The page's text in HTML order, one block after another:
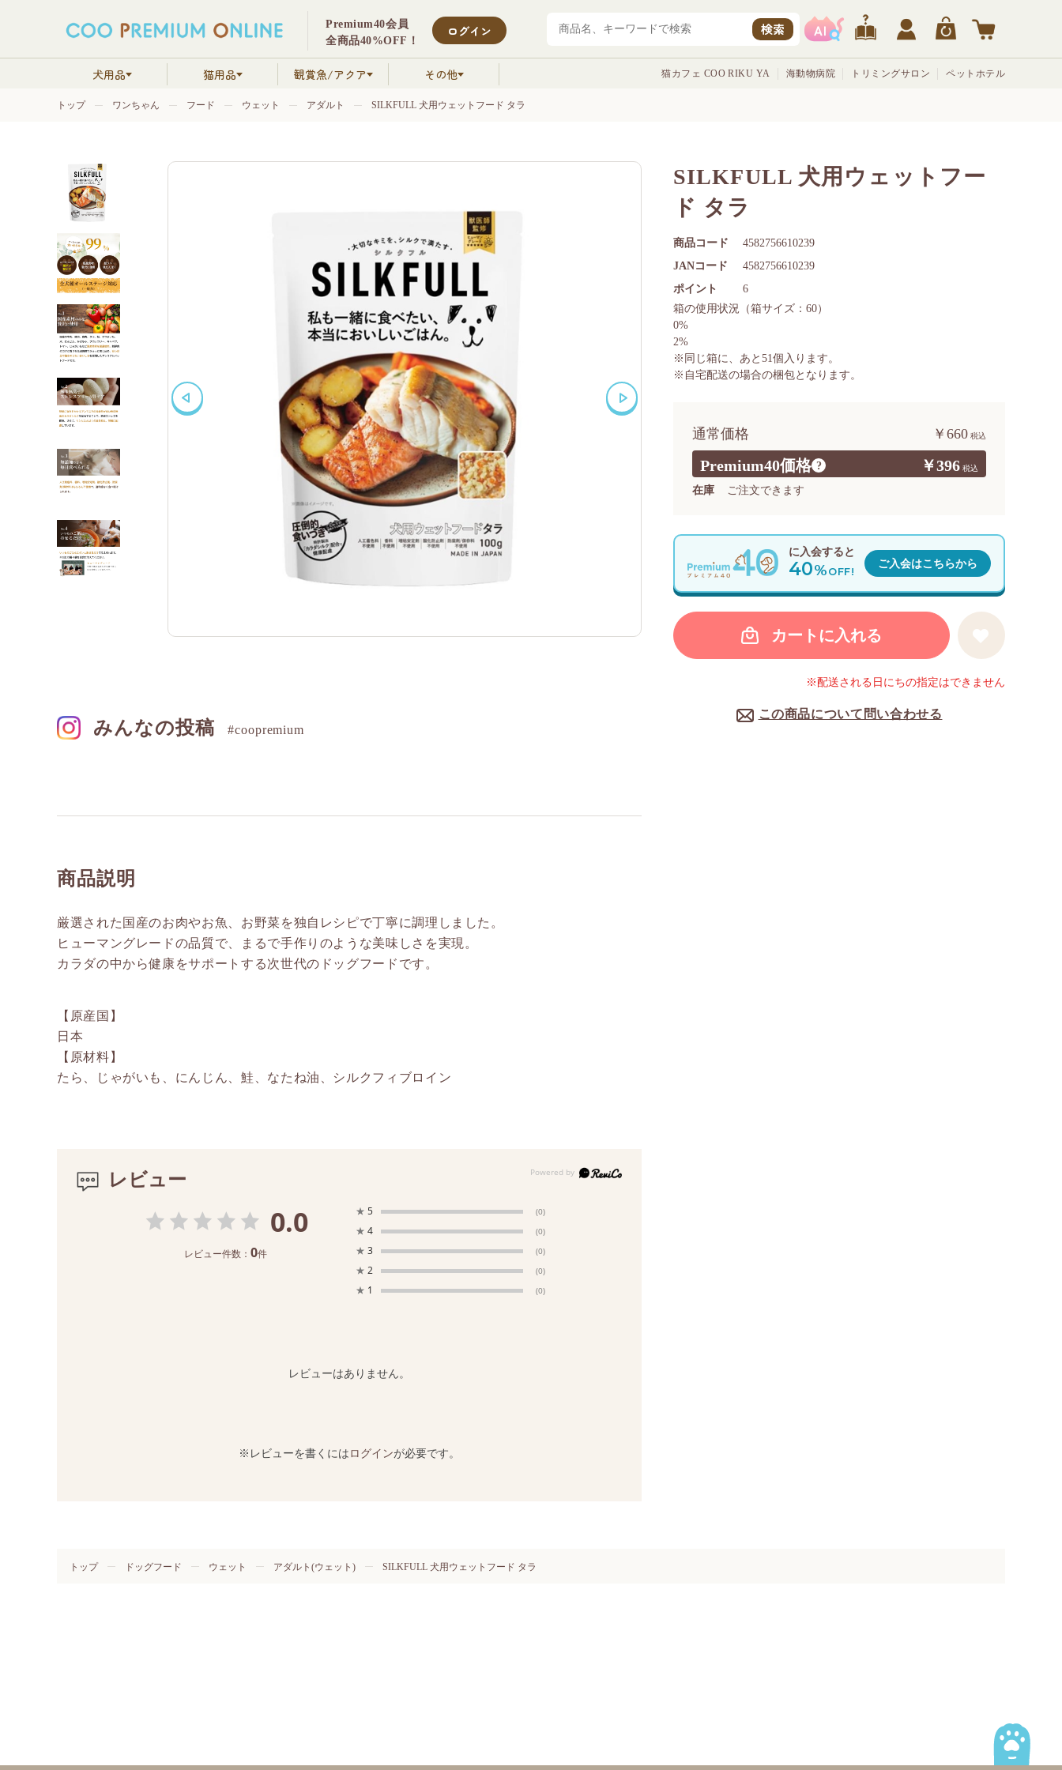
Premium40会員
全商品40%OFF！
ログイン 検索
犬用品 猫用品 観賞魚/アクア その他 猫カフェ COO RIKU YA 海動物病院 トリミングサロン ペットホテル
トップ ワンちゃん フード ウェット アダルト SILKFULL 犬用ウェットフード タラ
みんなの投稿 #coopremium
商品説明
厳選された国産のお肉やお魚、お野菜を独自レシピで丁寧に調理しました。
ヒューマングレードの品質で、まるで手作りのような美味しさを実現。
カラダの中から健康をサポートする次世代のドッグフードです。
【原産国】
日本
【原材料】
たら、じゃがいも、にんじん、鮭、なたね油、シルクフィブロイン
レビュー
0.0
レビュー件数： 0件
★ 5 (0)
★ 4 (0)
★ 3 (0)
★ 2 (0)
★ 1 (0)
レビューはありません。
※レビューを書くにはログインが必要です。
SILKFULL 犬用ウェットフー
ド タラ
Premium40価格 ? ￥396
通常価格 ￥660
在庫 ご注文できます
商品コード 4582756610239
ポイント 6
JANコード 4582756610239
カートに入れる
この商品について問い合わせる
箱の使用状況 （箱サイズ：60）
0%
2%
※同じ箱に、あと 51個入ります。
※自宅配送の場合の梱包となります。
※配送される日にちの指定はできません
に入会すると
40%OFF!
ご入会はこちらから
トップ ドッグフード ウェット アダルト(ウェット) SILKFULL 犬用ウェットフード タラ